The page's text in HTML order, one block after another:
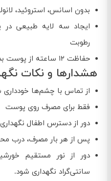
بدون اسانس، استروئید،
ایجاد سه لایه طبیعی
رطوبت
حفاظت ۱۲ ساعته از پوست بدون ایجاد حس چربی
هشدارها و نکات
از تماس با چشم‌ها خودداری
فقط برای مصرف روی پوست
دور از دسترس اطفال
پس از هر بار مصرف، درب
سانتی‌گراد نگهداری شود.